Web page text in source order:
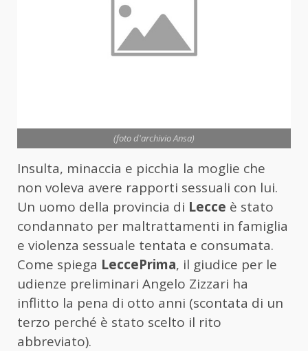
(foto d'archivio Ansa)
Insulta, minaccia e picchia la moglie che
non voleva avere rapporti sessuali con lui.
Un uomo della provincia di Lecce è stato
condannato per maltrattamenti in famiglia
e violenza sessuale tentata e consumata.
Come spiega LeccePrima, il giudice per le
udienze preliminari Angelo Zizzari ha
inflitto la pena di otto anni (scontata di un
terzo perché è stato scelto il rito
abbreviato).